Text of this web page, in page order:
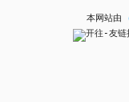
本网站由